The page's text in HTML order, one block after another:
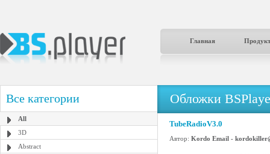
Главная
Все категории
All
3D
Abstract
Обложки
TubeRadioV3.0
Автор: Kordo Email -